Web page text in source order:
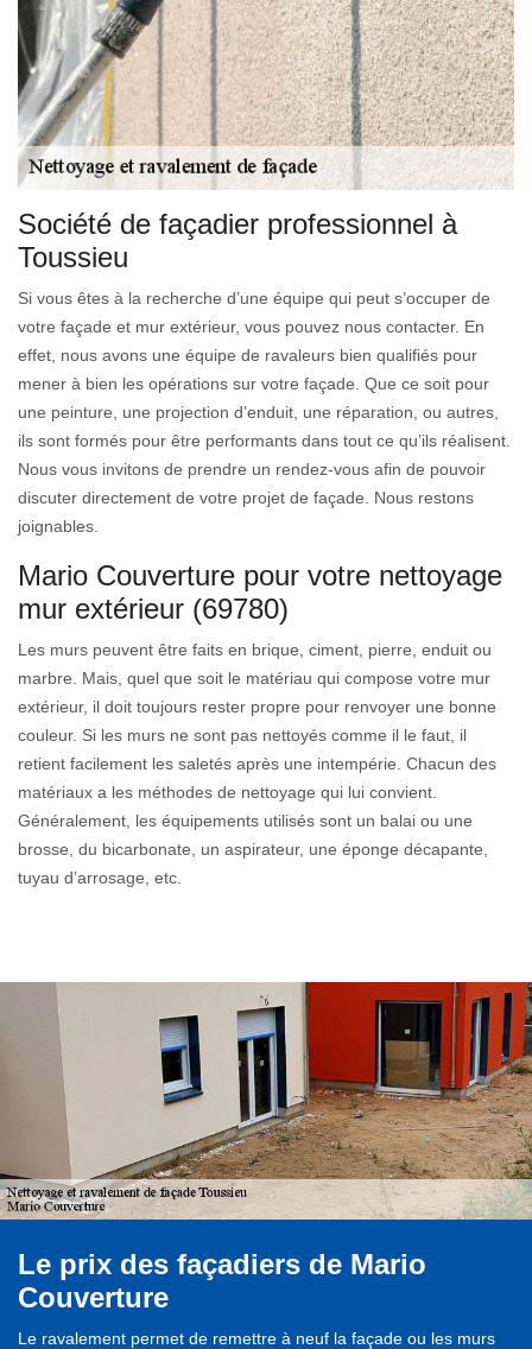
Société de façadier professionnel à
Toussieu
Si vous êtes à la recherche d’une équipe qui peut s’occuper de
votre façade et mur extérieur, vous pouvez nous contacter. En
effet, nous avons une équipe de ravaleurs bien qualifiés pour
mener à bien les opérations sur votre façade. Que ce soit pour
une peinture, une projection d’enduit, une réparation, ou autres,
ils sont formés pour être performants dans tout ce qu’ils réalisent.
Nous vous invitons de prendre un rendez-vous afin de pouvoir
discuter directement de votre projet de façade. Nous restons
joignables.
Mario Couverture pour votre nettoyage
mur extérieur (69780)
Les murs peuvent être faits en brique, ciment, pierre, enduit ou
marbre. Mais, quel que soit le matériau qui compose votre mur
extérieur, il doit toujours rester propre pour renvoyer une bonne
couleur. Si les murs ne sont pas nettoyés comme il le faut, il
retient facilement les saletés après une intempérie. Chacun des
matériaux a les méthodes de nettoyage qui lui convient.
Généralement, les équipements utilisés sont un balai ou une
brosse, du bicarbonate, un aspirateur, une éponge décapante,
tuyau d’arrosage, etc.
Le prix des façadiers de Mario
Couverture
Le ravalement permet de remettre à neuf la façade ou les murs